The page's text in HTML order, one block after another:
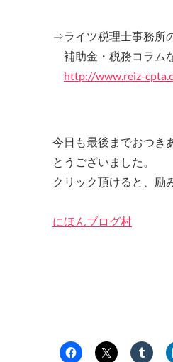
⇒ライツ税理士事務所
補助金・税務コラム
http://www.reiz-
今日も最後までおつき
とうございました。
クリック頂けると、励
にほんブログ村